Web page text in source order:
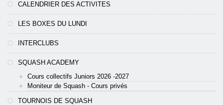
CALENDRIER DES ACTIVITES
LES BOXES DU LUNDI
INTERCLUBS
SQUASH ACADEMY
Cours collectifs Juniors 2026 -2027
Moniteur de Squash - Cours privés
TOURNOIS DE SQUASH